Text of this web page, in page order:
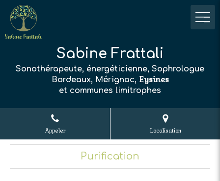
Sabine Frattali
Sonothérapeute, énergéticienne, Sophrologue
Bordeaux, Mérignac, Eysines
et communes limitrophes
Appeler Localisation
Purification